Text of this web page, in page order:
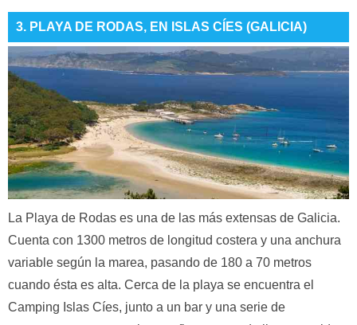
3. PLAYA DE RODAS, EN ISLAS CÍES (GALICIA)
La Playa de Rodas es una de las más extensas de Galicia.
Cuenta con 1300 metros de longitud costera y una anchura
variable según la marea, pasando de 180 a 70 metros
cuando ésta es alta. Cerca de la playa se encuentra el
Camping Islas Cíes, junto a un bar y una serie de